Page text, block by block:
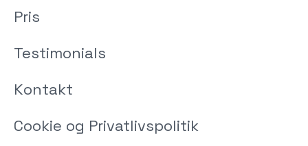
Pris
Testimonials
Kontakt
Cookie og Privatlivspolitik